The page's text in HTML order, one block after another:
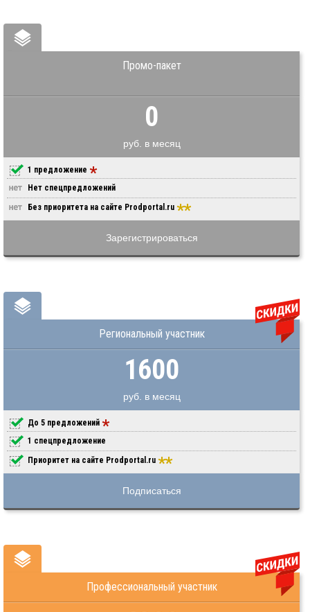
Промо-пакет
0
руб. в месяц
1 предложение
Нет спецпредложений
Без приоритета на сайте Prodportal.ru
Зарегистрироваться
Региональный участник
1600
руб. в месяц
До 5 предложений
1 спецпредложение
Приоритет на сайте Prodportal.ru
Подписаться
Профессиональный участник